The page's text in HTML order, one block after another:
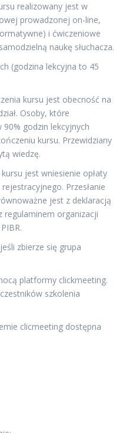
realizowany jest w
prowadzonej on-line,
i ćwiczeniowe
naukę słuchacza.
(godzina lekcyjna to 45
kursu jest obecność na
Osoby, które
90% godzin lekcyjnych
kursu. Przewidziany
wiedzę.
jest wniesienie opłaty
Przesłanie
jest z deklaracją
regulaminem organizacji
zbierze się grupa
platformy clickmeeting.
szkolenia
clicmeeting dostępna